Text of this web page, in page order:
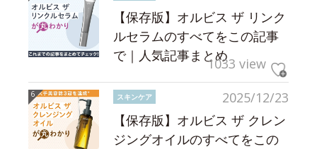
【保存版】オルビス ザ リンク
ルセラムのすべてをこの記事
で｜人気記事まとめ1033 view
2025/12/23
スキンケア
【保存版】オルビス ザ クレン
ジングオイルのすべてをこの